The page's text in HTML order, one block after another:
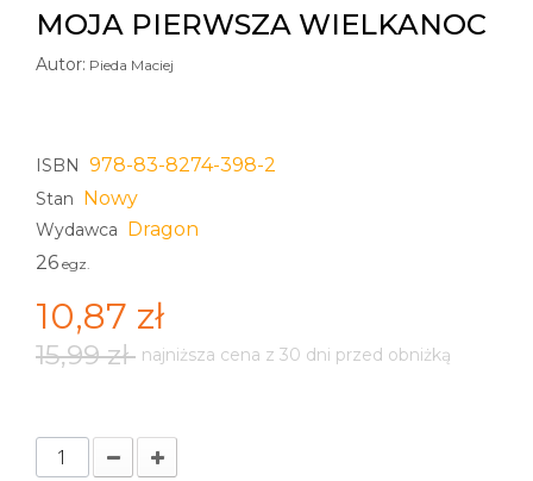
MOJA PIERWSZA WIELKANOC
Autor: Pieda Maciej
ISBN 978-83-8274-398-2
Stan Nowy
Wydawca Dragon
26 egz.
10,87 zł
15,99 zł najniższa cena z 30 dni przed obniżką